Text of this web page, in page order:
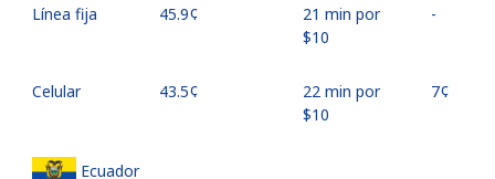
Línea fija ⁦45.9¢⁩
21 min por
⁦$10⁩
-
Celular ⁦43.5¢⁩
22 min por
⁦$10⁩
⁦7¢⁩
Ecuador